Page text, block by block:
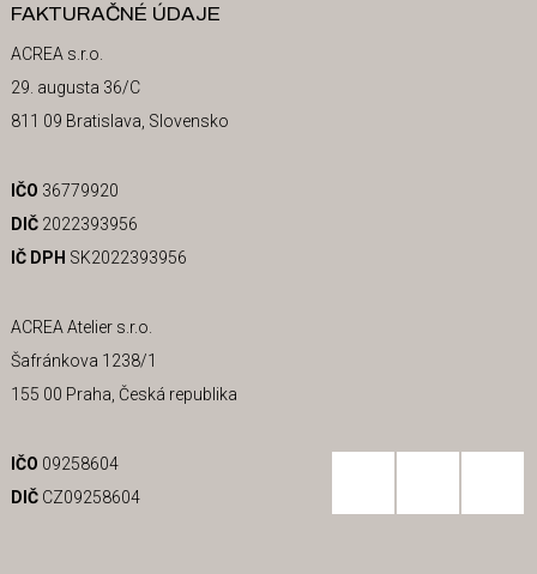
FAKTURAČNÉ ÚDAJE
ACREA s.r.o.
29. augusta 36/C
811 09 Bratislava, Slovensko
IČO 36779920
DIČ2022393956
IČ DPH SK2022393956
ACREA Atelier s.r.o.
Šafránkova 1238/1
155 00 Praha, Česká republika
IČO 09258604
DIČCZ09258604